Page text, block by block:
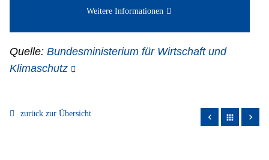
Weitere Informationen
Quelle: Bundesministerium für Wirtschaft und
Klimaschutz
zurück zur Übersicht apps